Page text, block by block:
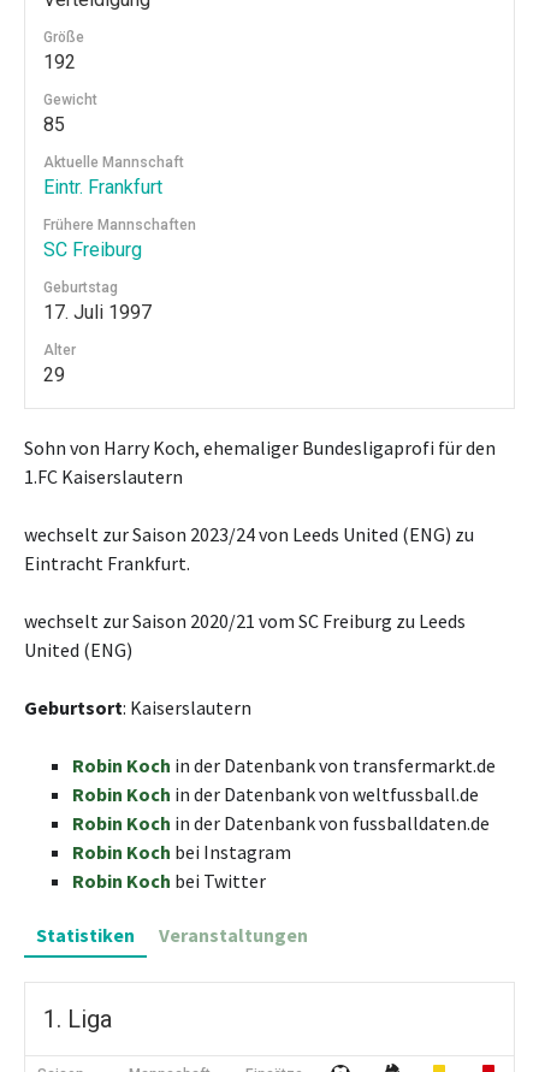
Größe
192
Gewicht
85
Aktuelle Mannschaft
Eintr. Frankfurt
Frühere Mannschaften
SC Freiburg
Geburtstag
17. Juli 1997
Alter
29
Sohn von Harry Koch, ehemaliger Bundesligaprofi für den
1.FC Kaiserslautern
wechselt zur Saison 2023/24 von Leeds United (ENG) zu
Eintracht Frankfurt.
wechselt zur Saison 2020/21 vom SC Freiburg zu Leeds
United (ENG)
Geburtsort: Kaiserslautern
Robin Koch in der Datenbank von transfermarkt.de
Robin Koch in der Datenbank von weltfussball.de
Robin Koch in der Datenbank von fussballdaten.de
Robin Koch bei Instagram
Robin Koch bei Twitter
Statistiken Veranstaltungen
1. Liga